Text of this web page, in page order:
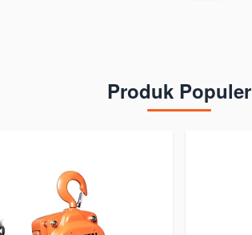
Produk Populer